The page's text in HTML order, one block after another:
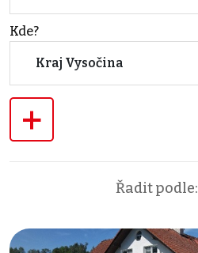
Kde?
Kraj Vysočina
+
Řadit podle: